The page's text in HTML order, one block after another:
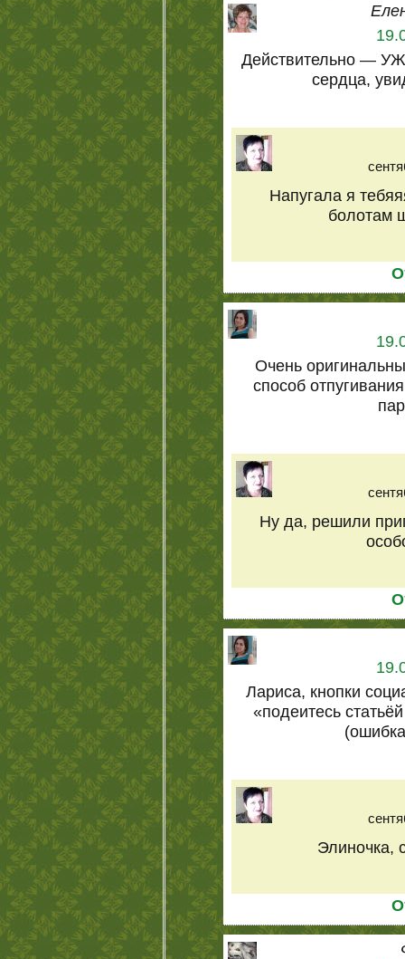
Действительно —
сердца,
Напугала я
болотам
Очень
способ
Ну да, решили
Лариса, кнопки
«подеитесь
Элиночка,